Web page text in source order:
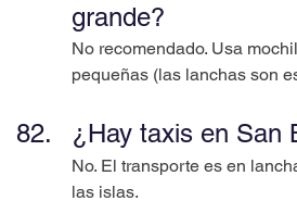
grande?
No recomendado. Usa
pequeñas (las lanchas son
¿Hay taxis en San
No. El transporte es en
las islas.